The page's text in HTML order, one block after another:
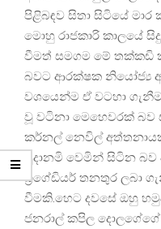
පිළිබඳව සිතා සිටියේ මාර
මොහු රාජකාරි කාලයේ
වීමත් සමගම මේ තක්කඩි
බවට ආරක්ෂක නියෝජ්‍ය
වශයෙන්ම ඒ වටහා
වූ වටිනා මෙහෙවරක් බව
කර්නල් නෙවිල්
සූදානමි වෙමින් සිටින
බ්‍රිගේඩියර් තනතුර ලබා
වීමකි.හෙට දවසේ ඔහු
ජනරාල් කපිල